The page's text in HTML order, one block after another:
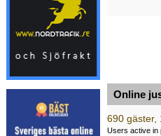
Online
690 gäster,
Users active in